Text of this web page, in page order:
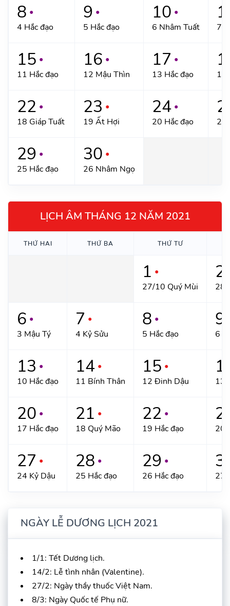
8 ●
4 Hắc đạo
9 ●
5 Hắc đạo
10 ●
6 Nhâm Tuất 7
15 ●
11 Hắc đạo
16 ●
12 Mậu Thìn
17 ●
13 Hắc đạo 14
22 ●
18 Giáp Tuất
23 ●
19 Ất Hợi
24 ●
20 Hắc đạo 21
29 ●
25 Hắc đạo
30 ●
26 Nhâm Ngọ
LỊCH ÂM THÁNG 12 NĂM 2021
THỨ HAI THỨ BA THỨ TƯ
1 ●
27/10 Quý Mùi
2
28
6 ●
3 Mậu Tý
7 ●
4 Kỷ Sửu
8 ●
5 Hắc đạo
9
6
13 ●
10 Hắc đạo
14 ●
11 Bính Thân
15 ●
12 Đinh Dậu 13
20 ●
17 Hắc đạo
21 ●
18 Quý Mão
22 ●
19 Hắc đạo 20
27 ●
24 Kỷ Dậu
28 ●
25 Hắc đạo
29 ●
26 Hắc đạo 27
NGÀY LỄ DƯƠNG LỊCH 2021
1/1: Tết Dương lịch.
14/2: Lễ tình nhân (Valentine).
27/2: Ngày thầy thuốc Việt Nam.
8/3: Ngày Quốc tế Phụ nữ.